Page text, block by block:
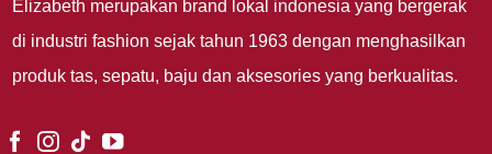
Elizabeth merupakan brand lokal indonesia yang bergerak
di industri fashion sejak tahun 1963 dengan menghasilkan
produk tas, sepatu, baju dan aksesories yang berkualitas.